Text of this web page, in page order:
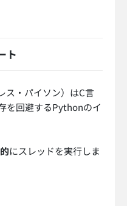
ト
ス・パイソン）はC言
を回避するPythonのイ
にスレッドを実行しま